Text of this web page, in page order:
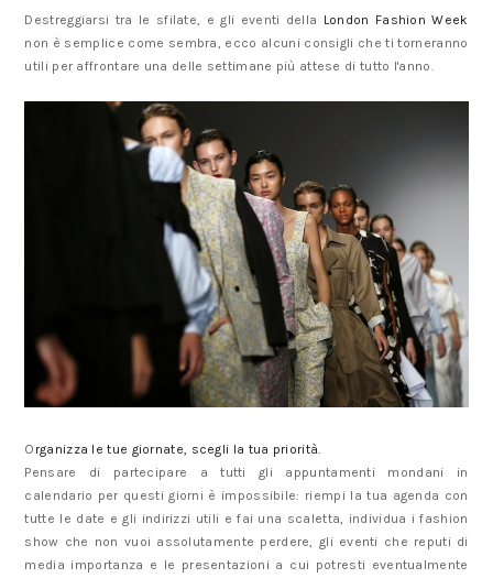
Destreggiarsi tra le sfilate, e gli eventi della London Fashion Week
non è semplice come sembra, ecco alcuni consigli che ti torneranno
utili per affrontare una delle settimane più attese di tutto l'anno.
O rganizza le tue giornate, scegli la tua priorità.
Pensare di partecipare a tutti gli appuntamenti mondani in
calendario per questi giorni è impossibile: riempi la tua agenda con
tutte le date e gli indirizzi utili e fai una scaletta, individua i fashion
show che non vuoi assolutamente perdere, gli eventi che reputi di
media importanza e le presentazioni a cui potresti eventualmente